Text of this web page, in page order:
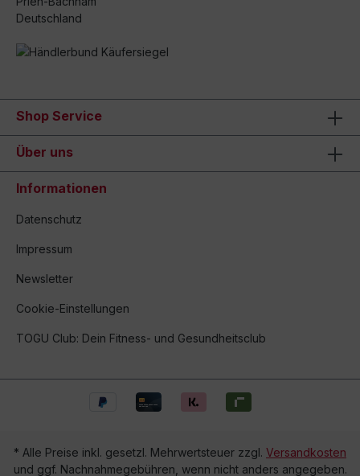
Deutschland
Shop Service
Über uns
Informationen
Datenschutz
Impressum
Newsletter
Cookie-Einstellungen
TOGU Club: Dein Fitness- und Gesundheitsclub
* Alle Preise inkl. gesetzl. Mehrwertsteuer zzgl. Versandkosten
und ggf. Nachnahmegebühren, wenn nicht anders angegeben.